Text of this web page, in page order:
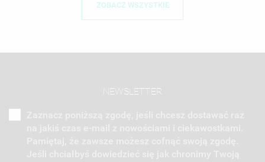
ZOBACZ WSZYSTKIE
NEWSLETTER